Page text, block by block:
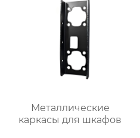
Металлические
каркасы для шкафов